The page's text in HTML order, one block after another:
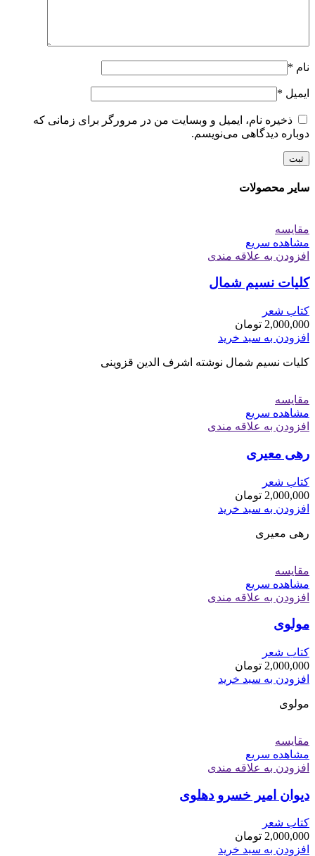
نام *
ایمیل *
ذخیره نام، ایمیل و وبسایت من در مرورگر برای زمانی که
دوباره دیدگاهی می‌نویسم.
سایر محصولات
مقایسه
مشاهده سریع
افزودن به علاقه مندی
کلیات نسیم شمال
کتاب شعر
2,000,000 تومان
افزودن به سبد خرید
کلیات نسیم شمال نوشته اشرف الدین قزوینی
مقایسه
مشاهده سریع
افزودن به علاقه مندی
رهی معیری
کتاب شعر
2,000,000 تومان
افزودن به سبد خرید
رهی معیری
مقایسه
مشاهده سریع
افزودن به علاقه مندی
مولوی
کتاب شعر
2,000,000 تومان
افزودن به سبد خرید
مولوی
مقایسه
مشاهده سریع
افزودن به علاقه مندی
دیوان امیر خسرو دهلوی
کتاب شعر
2,000,000 تومان
افزودن به سبد خرید